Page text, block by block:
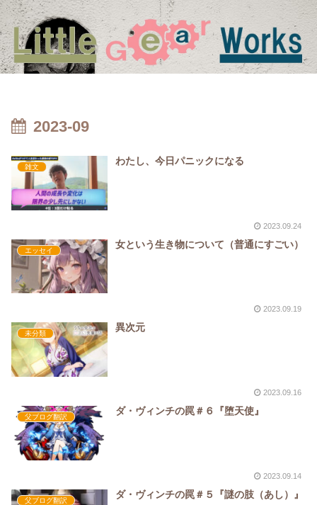
2023-09
雑文
わたし、今日パニックになる
2023.09.24
エッセイ
女という生き物について（普通にすごい）
2023.09.19
未分類
異次元
2023.09.16
父ブログ翻訳
ダ・ヴィンチの罠＃６『堕天使』
2023.09.14
父ブログ翻訳
ダ・ヴィンチの罠＃５『謎の肢（あし）』